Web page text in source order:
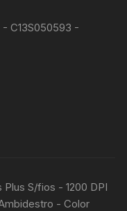
C13S050593 -
Plus S/fios - 1200 DPI
- Color